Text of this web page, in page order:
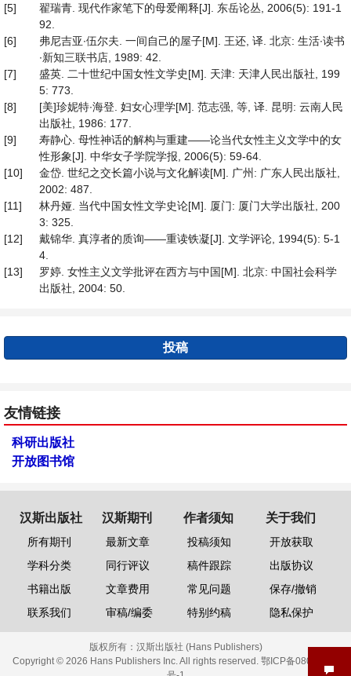
[5]
翟瑞青. 现代作家笔下的母爱阐释[J]. 东岳论丛, 2006(5): 191-1
92.
[6]
弗尼吉亚∙伍尔夫. 一间自己的屋子[M]. 王还, 译. 北京: 生活∙读书
∙新知三联书店, 1989: 42.
[7]
盛英. 二十世纪中国女性文学史[M]. 天津: 天津人民出版社, 199
5: 773.
[8]
[美]珍妮特∙海登. 妇女心理学[M]. 范志强, 等, 译. 昆明: 云南人民
出版社, 1986: 177.
[9]
寿静心. 母性神话的解构与重建——论当代女性主义文学中的女
性形象[J]. 中华女子学院学报, 2006(5): 59-64.
[10]
金岱. 世纪之交长篇小说与文化解读[M]. 广州: 广东人民出版社,
2002: 487.
[11]
林丹娅. 当代中国女性文学史论[M]. 厦门: 厦门大学出版社, 200
3: 325.
[12]
戴锦华. 真淳者的质询——重读铁凝[J]. 文学评论, 1994(5): 5-1
4.
[13]
罗婷. 女性主义文学批评在西方与中国[M]. 北京: 中国社会科学
出版社, 2004: 50.
投稿
友情链接
科研出版社
开放图书馆
汉斯出版社
所有期刊
学科分类
书籍出版
联系我们
汉斯期刊
最新文章
同行评议
文章费用
审稿/编委
作者须知
投稿须知
稿件跟踪
常见问题
特别约稿
关于我们
开放获取
出版协议
保存/撤销
隐私保护
版权所有： 汉斯出版社 (Hans Publishers)
Copyright © 2026 Hans Publishers Inc. All rights reserved. 鄂ICP备08006613